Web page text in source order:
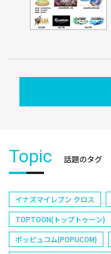
Topic 話題のタグ
イナズマイレブン クロス
TOPTOON(トップトゥーン)
ポッピュコム(POPUCOM)